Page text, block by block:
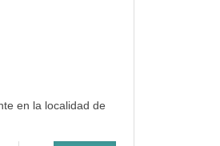
en la localidad de